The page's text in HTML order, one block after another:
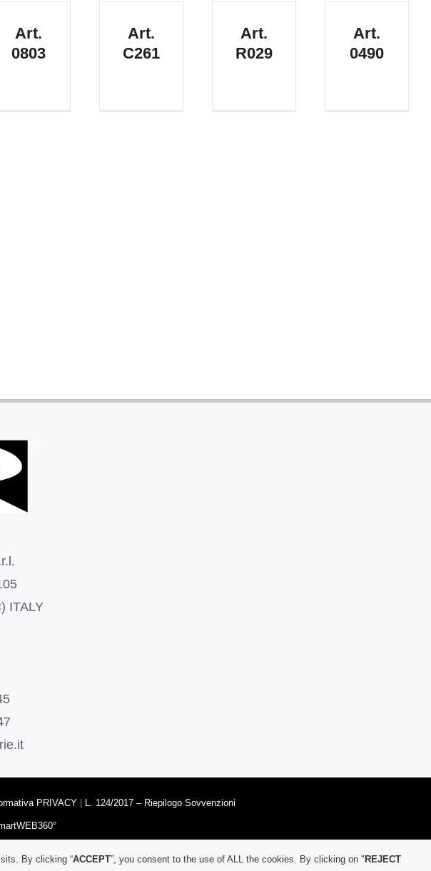
Art.
0803
Art.
C261
Art.
R029
Art.
0490
ITALY
PRIVACY | L. 124/2017 – Riepilogo Sovvenzioni
By clicking “ACCEPT”, you consent to the use of ALL the cookies. By clicking on " REJECT